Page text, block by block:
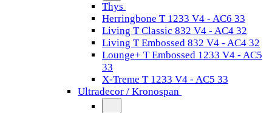
Thys
Herringbone T 1233 V4 - AC6 33
Living T Classic 832 V4 - AC4 32
Living T Embossed 832 V4 - AC4 32
Lounge+ T Embossed 1233 V4 - AC5
33
X-Treme T 1233 V4 - AC5 33
Ultradecor / Kronospan